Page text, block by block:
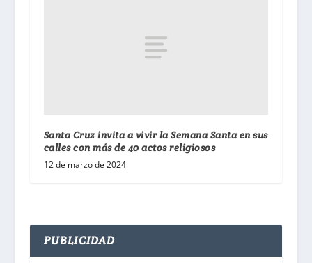
Santa Cruz invita a vivir la Semana Santa en sus
calles con más de 40 actos religiosos
12 de marzo de 2024
PUBLICIDAD